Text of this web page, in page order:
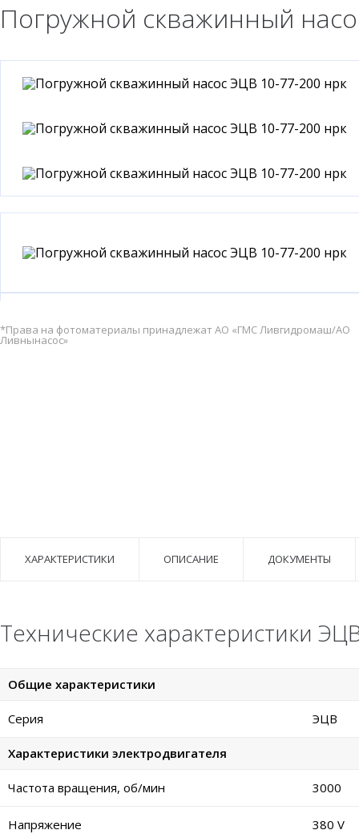
Погружной скважинный
*Права на фотоматериалы принадлежат АО «ГМС Ливгидромаш/АО
Ливнынасос»
ХАРАКТЕРИСТИКИ ОПИСАНИЕ ДОКУМЕНТЫ
Технические характеристики
Общие характеристики
Серия ЭЦВ
Характеристики электродвигателя
Частота вращения, об/мин 3000
Напряжение 380 V